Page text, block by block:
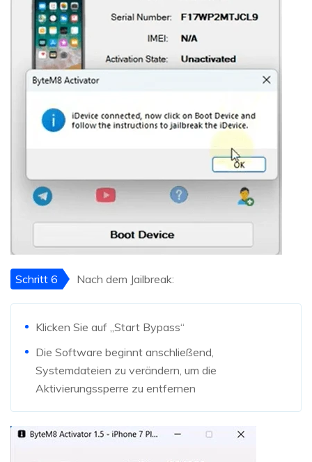
Schritt 6 Nach dem Jailbreak:
Klicken Sie auf „Start Bypass“
Die Software beginnt anschließend,
Systemdateien zu verändern, um die
Aktivierungssperre zu entfernen